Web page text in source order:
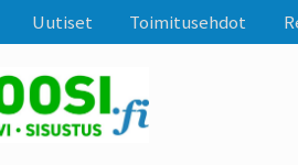
Uutiset Toimitusehdot